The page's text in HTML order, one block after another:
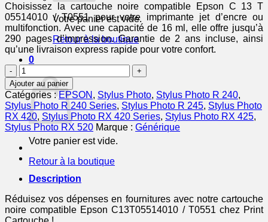
Votre panier est vide.
Retour à la boutique
0
Votre panier est vide.
Retour à la boutique
Choisissez la cartouche noire compatible Epson C 13 T
05514010 / T0551 pour votre imprimante jet d’encre ou
multifonction. Avec une capacité de 16 ml, elle offre jusqu’à
290 pages d’impression. Garantie de 2 ans incluse, ainsi
qu’une livraison express rapide pour votre confort.
quantité
de
C13T05514010
/
T0551
-
cartouche
compatible
Epson
noire
Ajouter au panier
Catégories :EPSON , Stylus Photo, Stylus Photo R 240,
Stylus Photo R 240 Series, Stylus Photo R 245, Stylus Photo
RX 420, Stylus Photo RX 420 Series, Stylus Photo RX 425,
Stylus Photo RX 520 Marque : Générique
Description
Réduisez vos dépenses en fournitures avec notre cartouche
noire compatible Epson C13T05514010 / T0551 chez Print